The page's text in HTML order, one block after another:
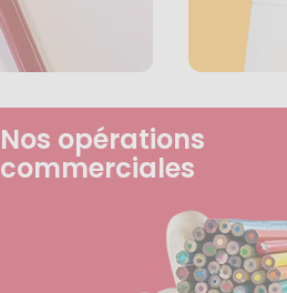
Nos opérations
commerciales